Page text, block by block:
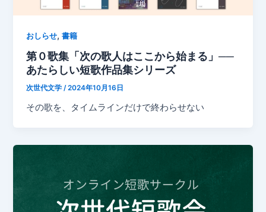
おしらせ,書籍
第０歌集「次の歌人はここから始まる」──
あたらしい短歌作品集シリーズ
次世代文学/2024年10月16日
その歌を、タイムラインだけで終わらせない